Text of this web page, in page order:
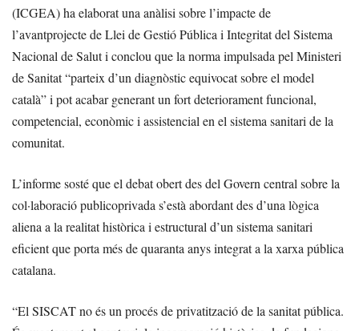
(ICGEA) ha elaborat una anàlisi sobre l’impacte de
l’avantprojecte de Llei de Gestió Pública i Integritat del Sistema
Nacional de Salut i conclou que la norma impulsada pel Ministeri
de Sanitat “parteix d’un diagnòstic equivocat sobre el model
català” i pot acabar generant un fort deteriorament funcional,
competencial, econòmic i assistencial en el sistema sanitari de la
comunitat.
L’informe sosté que el debat obert des del Govern central sobre la
col·laboració publicoprivada s’està abordant des d’una lògica
aliena a la realitat històrica i estructural d’un sistema sanitari
eficient que porta més de quaranta anys integrat a la xarxa pública
catalana.
“El SISCAT no és un procés de privatització de la sanitat pública.